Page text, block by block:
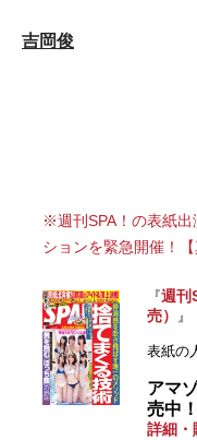
吉岡俊
※週刊SPA！の表紙出
ションを緊急開催！
『週刊
売）
』
表紙の
アマ
売中！
詳細・